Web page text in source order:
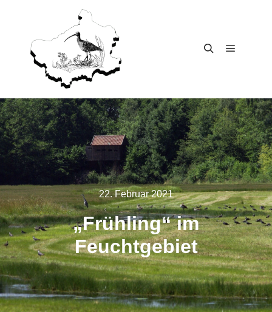
22. Februar 2021
„Früh­ling“ im
Feuchtgebiet